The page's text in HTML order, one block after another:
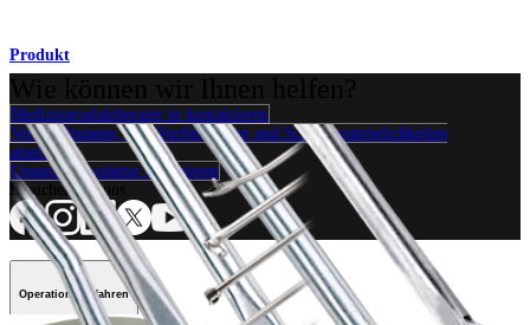
Produkt
Medizinproduktberater:in kontaktieren
Veranstaltungen, Lab-Vorführungen und Schulungsmöglichkeiten
ansehen
Unseren Newsletter abonnieren
Besuchen Sie uns
Operationsverfahren